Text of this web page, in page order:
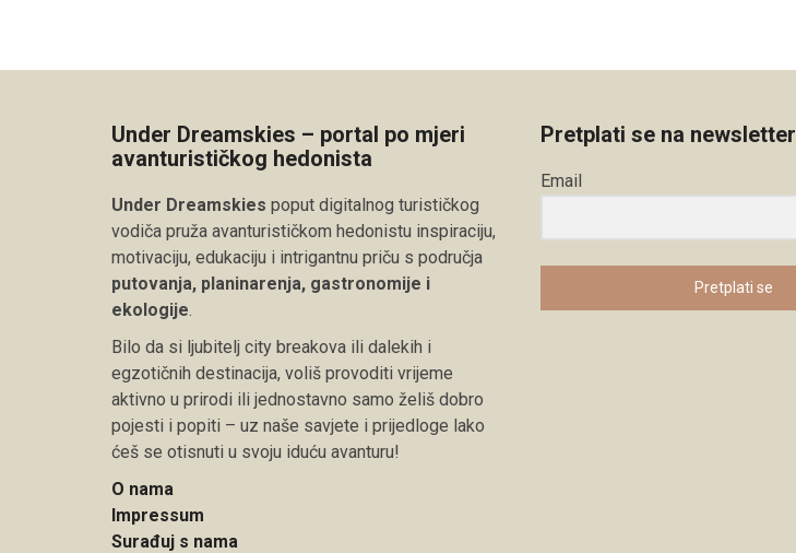
Under Dreamskies – portal po mjeri
avanturističkog hedonista
Under Dreamskies poput digitalnog turističkog
vodiča pruža avanturističkom hedonistu inspiraciju,
motivaciju, edukaciju i intrigantnu priču s područja
putovanja, planinarenja, gastronomije i
ekologije.
Bilo da si ljubitelj city breakova ili dalekih i
egzotičnih destinacija, voliš provoditi vrijeme
aktivno u prirodi ili jednostavno samo želiš dobro
pojesti i popiti – uz naše savjete i prijedloge lako
ćeš se otisnuti u svoju iduću avanturu!
O nama
Impressum
Surađuj s nama
Pretplati se na newsletter
Email
Pretplati se